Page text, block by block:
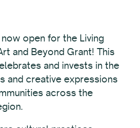
open for the Living
and Beyond Grant! This
and invests in the
and creative expressions
across the